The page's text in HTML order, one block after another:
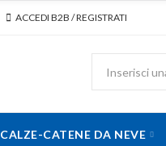
ACCEDI B2B / REGISTRATI
CALZE-CATENE DA NEVE